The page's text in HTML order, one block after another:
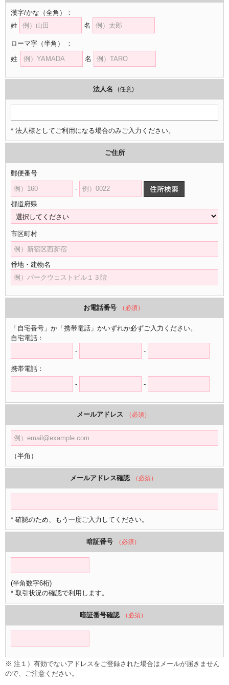
漢字/かな （全角）
：
姓
名
ローマ字 （半角）
：
姓
名
法人名 (任意)
* 法人様としてご利用になる場合のみご入力ください。
ご住所
郵便番号
-
都道府県
市区町村
番地・建物名
お電話番号 （必須）
「自宅番号」か「携帯電話」かいずれか必ずご入力ください。
自宅電話：
-
-
携帯電話：
-
-
メールアドレス （必須）
（半角）
メールアドレス確認 （必須）
* 確認のため、もう一度ご入力してください。
暗証番号 （必須）
(半角数字6桁)
* 取引状況の確認で利用します。
暗証番号確認 （必須）
※ 注１）有効でないアドレスをご登録された場合はメールが届きません
ので、ご注意ください。